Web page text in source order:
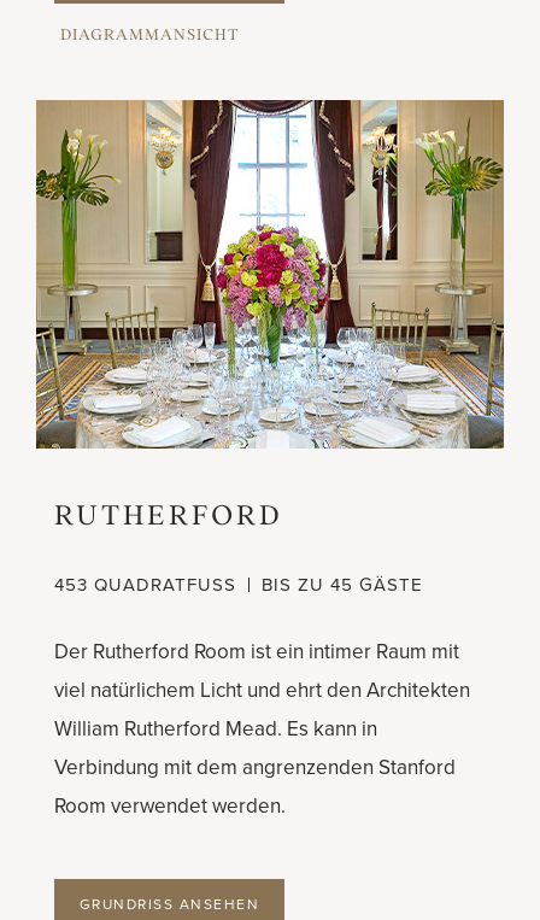
DIAGRAMMANSICHT
RUTHERFORD
453 QUADRATFUSS BIS ZU 45 GÄSTE
Der Rutherford Room ist ein intimer Raum mit
viel natürlichem Licht und ehrt den Architekten
William Rutherford Mead. Es kann in
Verbindung mit dem angrenzenden Stanford
Room verwendet werden.
GRUNDRISS ANSEHEN